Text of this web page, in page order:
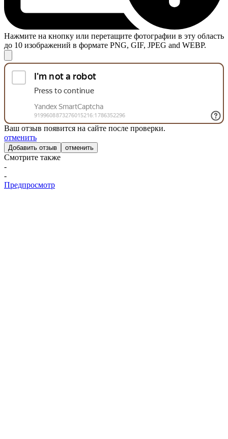
Нажмите на кнопку или перетащите фотографии в эту область
до 10 изображений в формате PNG, GIF, JPEG and WEBP.
Ваш отзыв появится на сайте после проверки.
отменить
отменить
Смотрите также
-
-
Предпросмотр